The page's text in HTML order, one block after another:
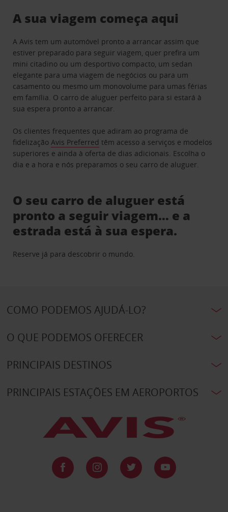
A sua viagem começa aqui
A Avis tem um automóvel pronto a arrancar assim que
estiver preparado para seguir viagem, quer prefira um
mini citadino ou um desportivo compacto, um sedan
elegante para uma viagem de negócios ou para um
casamento ou mesmo um monovolume para umas férias
em família. O carro de aluguer perfeito para si estará à
sua espera pronto a arrancar.
Os clientes frequentes que adiram ao programa de
fidelizaçãoAvis Preferred têm acesso a serviços e modelos
superiores e ainda à oferta de dias adicionais. Escolha o
dia e a hora e nós preparamos o seu carro de aluguer.
O seu carro de aluguer está
pronto a seguir viagem… e a
estrada está à sua espera.
Reserve já para descobrir o mundo.
COMO PODEMOS AJUDÁ-LO?
O QUE PODEMOS OFERECER
PRINCIPAIS DESTINOS
PRINCIPAIS ESTAÇÕES EM AEROPORTOS